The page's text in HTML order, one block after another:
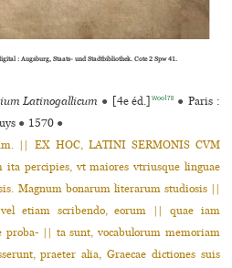
: Augsburg, Staats- und Stadtbibliothek. Cote 2 Spw 41.
Latinogallicum ● [4e éd.] Wool78 ● Paris :
● 1570 ●
|| EX HOC, LATINI SERMONIS CVM
ita percipies, vt maiores vtriusque linguae
Magnum bonarum literarum studiosis ||
etiam scribendo, eorum || quae iam
proba- || ta sunt, vocabulorum memoriam
praeter alia, Graecae dictiones suis